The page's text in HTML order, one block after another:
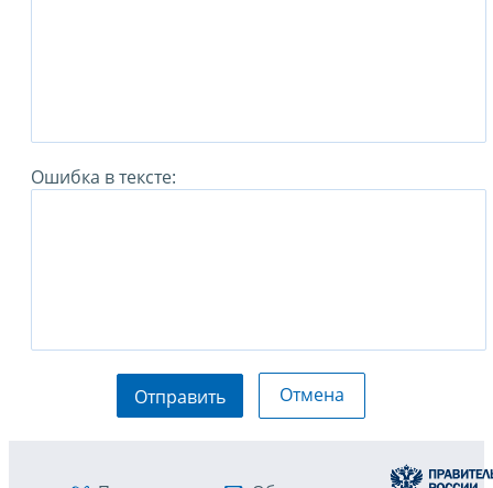
Ошибка в тексте:
Отправить Отмена